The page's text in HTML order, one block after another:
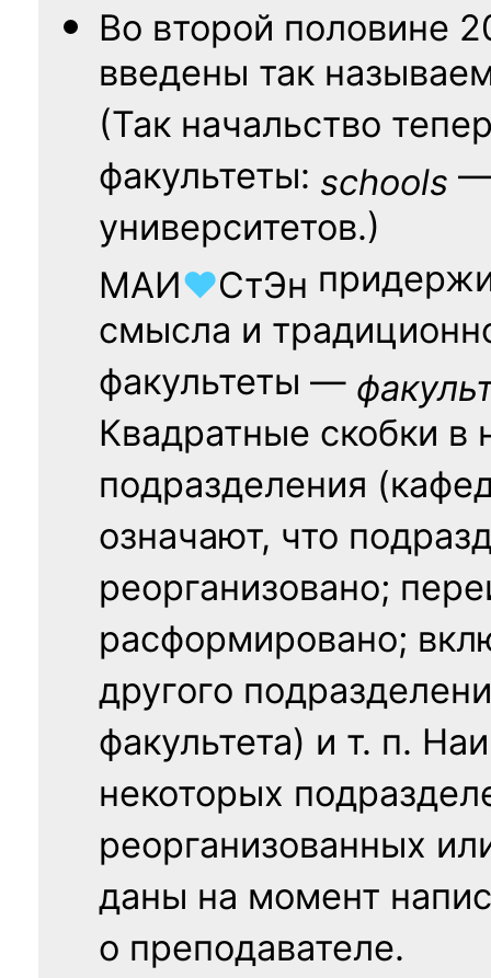
Во второй половине
введены так
(Так начальство
факультеты: schools —
университетов.)
МАИ♥СтЭн
смысла и
факультеты —
Квадратные скобки в
подразделения
означают, что
реорганизовано;
расформировано;
другого
факультета) и т. п.
некоторых
реорганизованных
даны на момент
о преподавателе.